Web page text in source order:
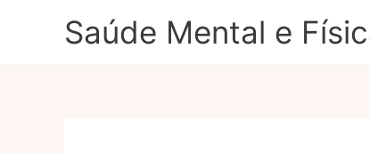
Saúde Mental e